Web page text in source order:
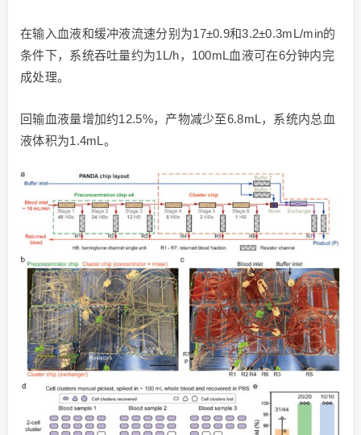
在输入血液和缓冲液流速分别为17±0.9和3.2±0.3mL/min的
条件下，系统吞吐量约为1L/h，100mL血液可在6分钟内完
成处理。
回输血液量增加约12.5%，产物减少至6.8mL，系统内总血
液体积为1.4mL。